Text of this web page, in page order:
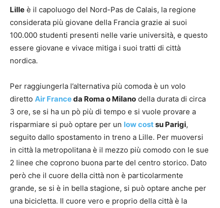
Lille è il capoluogo del Nord-Pas de Calais, la regione
considerata più giovane della Francia grazie ai suoi
100.000 studenti presenti nelle varie università, e questo
essere giovane e vivace mitiga i suoi tratti di città
nordica.
Per raggiungerla l’alternativa più comoda è un volo
diretto Air Franceda Roma o Milano della durata di circa
3 ore, se si ha un pò più di tempo e si vuole provare a
risparmiare si può optare per un low costsu Parigi,
seguito dallo spostamento in treno a Lille. Per muoversi
in città la metropolitana è il mezzo più comodo con le sue
2 linee che coprono buona parte del centro storico. Dato
però che il cuore della città non è particolarmente
grande, se si è in bella stagione, si può optare anche per
una bicicletta. Il cuore vero e proprio della città è la